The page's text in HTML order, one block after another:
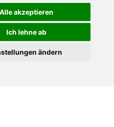
Alle akzeptieren
Ich lehne ab
ändern
Gilg glatt